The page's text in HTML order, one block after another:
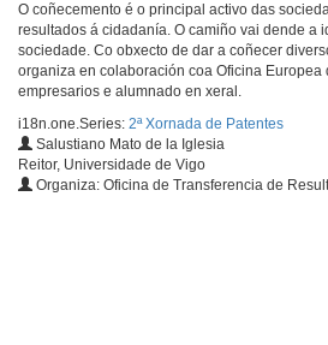
O coñecemento é o principal activo das
resultados á cidadanía. O camiño vai dende a
sociedade. Co obxecto de dar a coñecer
organiza en colaboración coa Oficina
empresarios e alumnado en xeral.
i18n.one.Series: 2ª Xornada de Patentes
Salustiano Mato de la Iglesia
Reitor, Universidade de Vigo
Organiza: Oficina de Transferencia de